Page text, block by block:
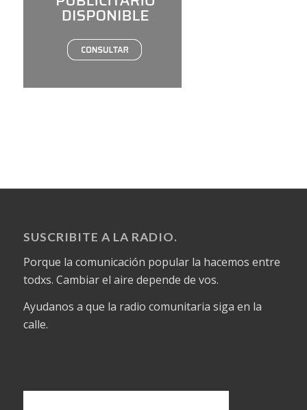
SUSCRIBITE A LA RADIO.
Porque la comunicación popular la hacemos entre
todxs. Cambiar el aire depende de vos.
Ayudanos a que la radio comunitaria siga en la
calle.